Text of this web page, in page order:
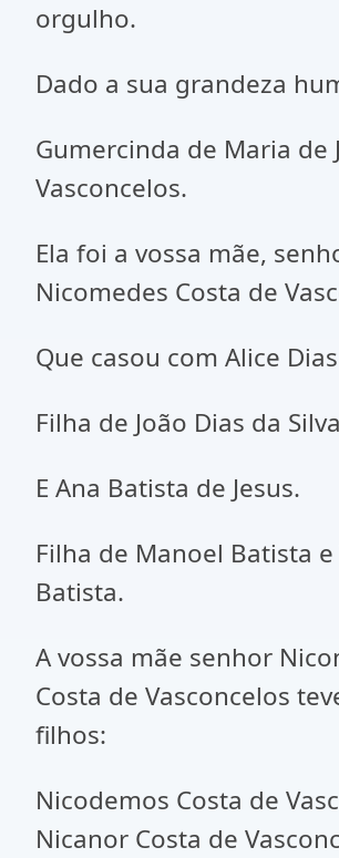
orgulho.
Dado a sua grandeza
Gumercinda de Maria de
Vasconcelos.
Ela foi a vossa mãe,
Nicomedes Costa de
Que casou com Alice
Filha de João Dias da
E Ana Batista de Jesus.
Filha de Manoel Batista e
Batista.
A vossa mãe senhor
Costa de Vasconcelos
filhos:
Nicodemos Costa de
Nicanor Costa de